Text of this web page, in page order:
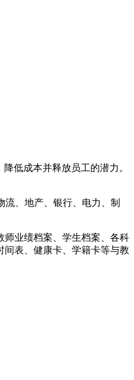
低成本并释放员工的潜力。
流、地产、银行、电力、制
师业绩档案、学生档案、各科
表、健康卡、学籍卡等与教